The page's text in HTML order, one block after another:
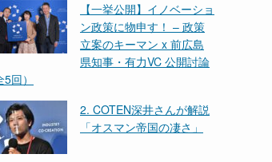
【一挙公開】イノベーショ
ン政策に物申す！ – 政策
立案のキーマン x 前広島
県知事・有力VC 公開討論
回）
2. COTEN深井さんが解説
「オスマン帝国の凄さ」